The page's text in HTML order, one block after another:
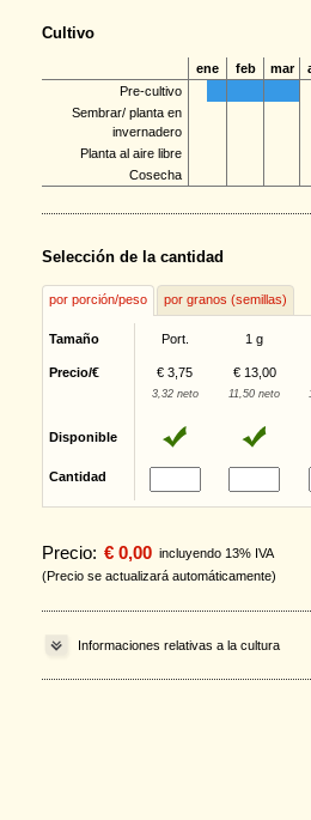
Cultivo
ene feb mar
Pre-cultivo
Sembrar/ planta en
invernadero
Planta al aire libre
Cosecha
Selección de la cantidad
por porción/peso por granos (semillas)
Tamaño Port. 1 g
Precio/€ € 3,75 € 13,00
3,32 neto 11,50 neto
Disponible
Cantidad
Precio: € 0,00 incluyendo 13% IVA
(Precio se actualizará automáticamente)
Informaciones relativas a la cultura